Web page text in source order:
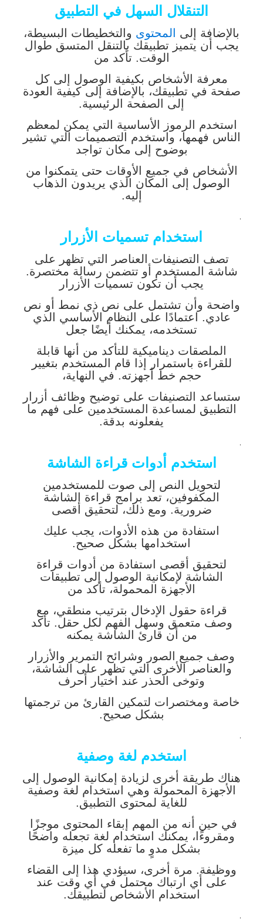
التنقلال السهل في التطبيق
بالإضافة إلى المحتوى والتخطيطات البسيطة،
يجب أن يتميز تطبيقك بالتنقل المتسق طوال
الوقت. تأكد من
معرفة الأشخاص بكيفية الوصول إلى كل
صفحة في تطبيقك، بالإضافة إلى كيفية العودة
إلى الصفحة الرئيسية.
استخدم الرموز الأساسية التي يمكن لمعظم
الناس فهمها، واستخدم التصميمات التي تشير
بوضوح إلى مكان تواجد
الأشخاص في جميع الأوقات حتى يتمكنوا من
الوصول إلى المكان الذي يريدون الذهاب
إليه.
.
استخدام تسميات الأزرار
تصف التصنيفات العناصر التي تظهر على
شاشة المستخدم أو تتضمن رسالة مختصرة.
يجب أن تكون تسميات الأزرار
واضحة وأن تشتمل على نص ذي نمط أو نص
عادي. اعتمادًا على النظام الأساسي الذي
تستخدمه، يمكنك أيضًا جعل
الملصقات ديناميكية للتأكد من أنها قابلة
للقراءة باستمرار إذا قام المستخدم بتغيير
حجم خط أجهزته. في النهاية،
ستساعد التصنيفات على توضيح وظائف أزرار
التطبيق لمساعدة المستخدمين على فهم ما
يفعلونه بدقة.
.
استخدم أدوات قراءة الشاشة
لتحويل النص إلى صوت للمستخدمين
المكفوفين، تعد برامج قراءة الشاشة
ضرورية. ومع ذلك، لتحقيق أقصى
استفادة من هذه الأدوات، يجب عليك
استخدامها بشكل صحيح.
لتحقيق أقصى استفادة من أدوات قراءة
الشاشة لإمكانية الوصول إلى تطبيقات
الأجهزة المحمولة، تأكد من
قراءة حقول الإدخال بترتيب منطقي، مع
وصف متعمق وسهل الفهم لكل حقل. تأكد
من أن قارئ الشاشة يمكنه
وصف جميع الصور وشرائح التمرير والأزرار
والعناصر الأخرى التي تظهر على الشاشة،
وتوخى الحذر عند اختيار أحرف
خاصة ومختصرات لتمكين القارئ من ترجمتها
بشكل صحيح.
.
استخدم لغة وصفية
هناك طريقة أخرى لزيادة إمكانية الوصول إلى
الأجهزة المحمولة وهي استخدام لغة وصفية
للغاية لمحتوى التطبيق.
في حين أنه من المهم إبقاء المحتوى موجزًا ​​
ومقروءًا، يمكنك استخدام لغة تجعله واضحًا
بشكل مدوٍ ما تفعله كل ميزة
ووظيفة. مرة أخرى، سيؤدي هذا إلى القضاء
على أي ارتباك محتمل في أي وقت عند
استخدام الأشخاص لتطبيقك.
.